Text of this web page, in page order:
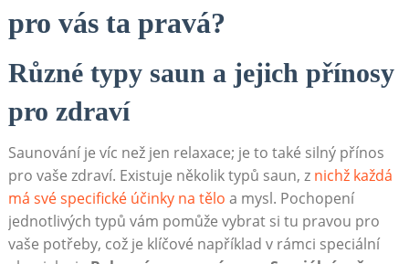
pro vás ta pravá?
Různé typy ​saun a⁤ jejich přínosy
pro ⁣zdraví
Saunování ⁢je víc než‍ jen relaxace; je ⁣to ⁤také silný přínos
pro ⁢vaše zdraví. Existuje​ několik ⁤typů saun, z ⁢ nichž každá
má své specifické účinky na‌ tělo a​ mysl. ⁢Pochopení
jednotlivých typů vám⁤ pomůže ​vybrat si tu pravou ⁢pro
vaše⁢ potřeby, což⁢ je ​klíčové například v rámci ‌speciální